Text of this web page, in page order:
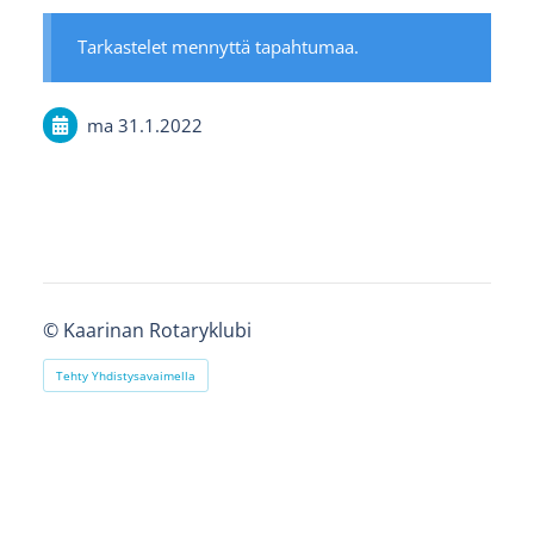
Tarkastelet mennyttä tapahtumaa.
ma 31.1.2022
© Kaarinan Rotaryklubi
Tehty Yhdistysavaimella